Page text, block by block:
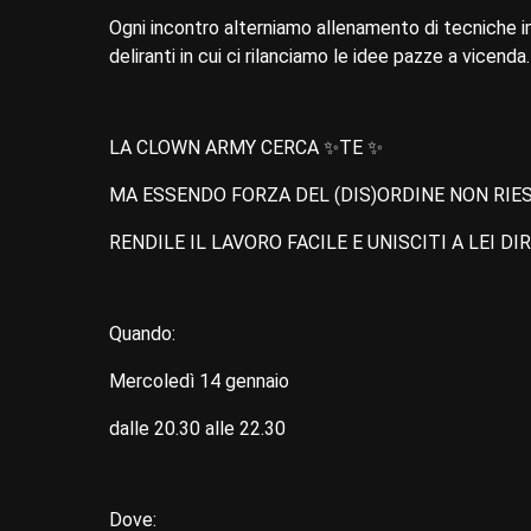
Ogni incontro alterniamo allenamento di tecniche
deliranti in cui ci rilanciamo le idee pazze a vicenda.
LA CLOWN ARMY CERCA ✨TE ✨
MA ESSENDO FORZA DEL (DIS)ORDINE NON
RENDILE IL LAVORO FACILE E UNISCITI A LEI
Quando:
Mercoledì 14 gennaio
dalle 20.30 alle 22.30
Dove: